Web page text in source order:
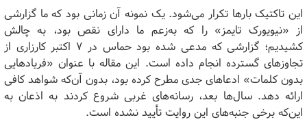
این تاکتیک بارها تکرار می‌شود. یک نمونه آن زمانی بود که ما گزارشی
از «نیویورک تایمز» را که به‌زعم ما دارای نقص بود، به چالش
کشیدیم؛ گزارشی که مدعی شده بود حماس در ۷ اکتبر کارزاری از
تجاوزهای گسترده انجام داده است. این مقاله با عنوان «فریادهایی
بدون کلمات» ادعاهای جدی مطرح کرده بود، بدون آن‌که شواهد کافی
ارائه دهد. سال‌ها بعد، رسانه‌های غربی شروع کردند به اذعان به
این‌که برخی جنبه‌های این روایت تأیید نشده است.